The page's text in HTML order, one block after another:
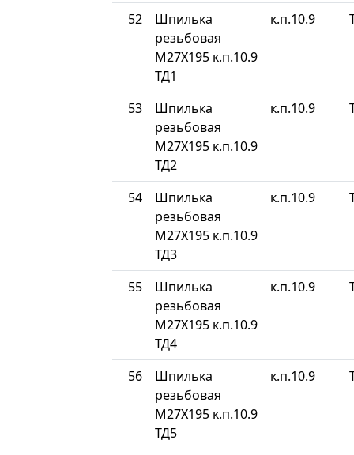
52
Шпилька
резьбовая
М27Х195 к.п.10.9
ТД1
к.п.10.9
53
Шпилька
резьбовая
М27Х195 к.п.10.9
ТД2
к.п.10.9
54
Шпилька
резьбовая
М27Х195 к.п.10.9
ТД3
к.п.10.9
55
Шпилька
резьбовая
М27Х195 к.п.10.9
ТД4
к.п.10.9
56
Шпилька
резьбовая
М27Х195 к.п.10.9
ТД5
к.п.10.9